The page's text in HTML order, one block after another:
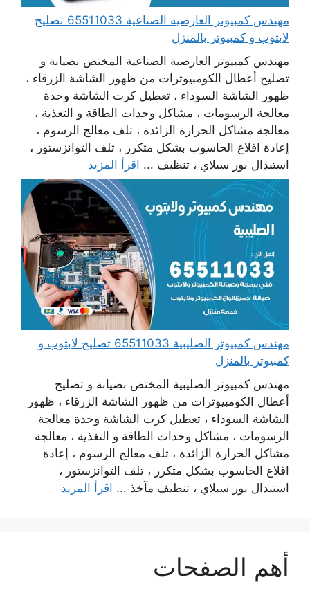
مهندس كمبيوتر العارضية الصناعية 65511033 تصليح
لابتوب و كمبيوتر بالمنزل
مهندس كمبيوتر العارضية الصناعية المختص بصيانة و
تصليح أعطال الكومبيوترات من ظهور الشاشة الزرقاء ،
ظهور الشاشة السوداء ، تعطيل كرت الشاشة وحدة
معالجة الرسومات ، مشاكل وحدات الطاقة و التغذية ،
معالجة مشاكل الحرارة الزائدة ، تلف معالج الرسوم ،
إعادة اقلاع الحاسوب بشكل متكرر ، تلف التوانزستور ،
استبدال بور سبلاي ، تنظيف ... اقرأ المزيد
مهندس كمبيوتر الصليبية 65511033 تصليح لابتوب و
كمبيوتر بالمنزل
مهندس كمبيوتر الصليبية المختص بصيانة و تصليح
أعطال الكومبيوترات من ظهور الشاشة الزرقاء ، ظهور
الشاشة السوداء ، تعطيل كرت الشاشة وحدة معالجة
الرسومات ، مشاكل وحدات الطاقة و التغذية ، معالجة
مشاكل الحرارة الزائدة ، تلف معالج الرسوم ، إعادة
اقلاع الحاسوب بشكل متكرر ، تلف التوانزستور ،
استبدال بور سبلاي ، تنظيف مآخذ ... اقرأ المزيد
أهم الصفحات